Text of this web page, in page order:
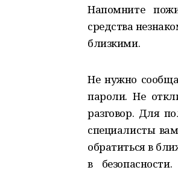
Напомните
средства
близкими.
Не нужно
пароли. Не
разговор. Для
специалисты
обратиться в
в